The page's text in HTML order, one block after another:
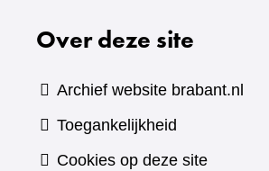
een
website)
Over deze site
Archief website brabant.nl
Toegankelijkheid
Cookies op deze site